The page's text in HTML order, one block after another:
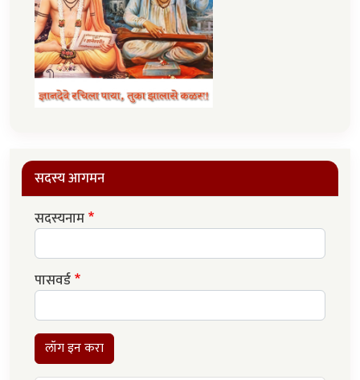
सदस्य आगमन
सदस्यनाम
पासवर्ड
लॉग इन करा